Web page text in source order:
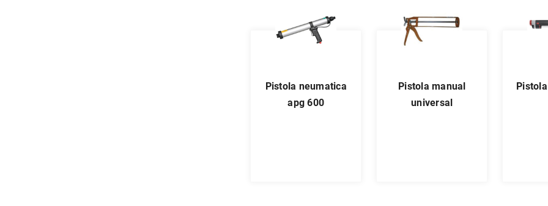
pistola neumatica
apg 600
pistola manual
universal
pistola sika power